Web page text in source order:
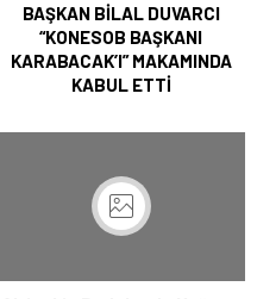
BAŞKAN BİLAL DUVARCI
“KONESOB BAŞKANI
KARABACAK’I” MAKAMINDA
KABUL ETTİ